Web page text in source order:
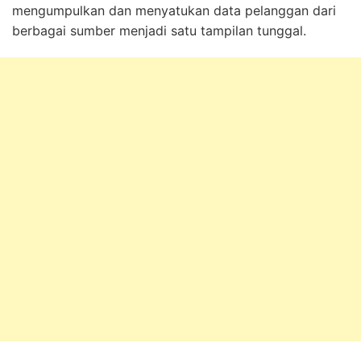
mengumpulkan dan menyatukan data pelanggan dari
berbagai sumber menjadi satu tampilan tunggal.